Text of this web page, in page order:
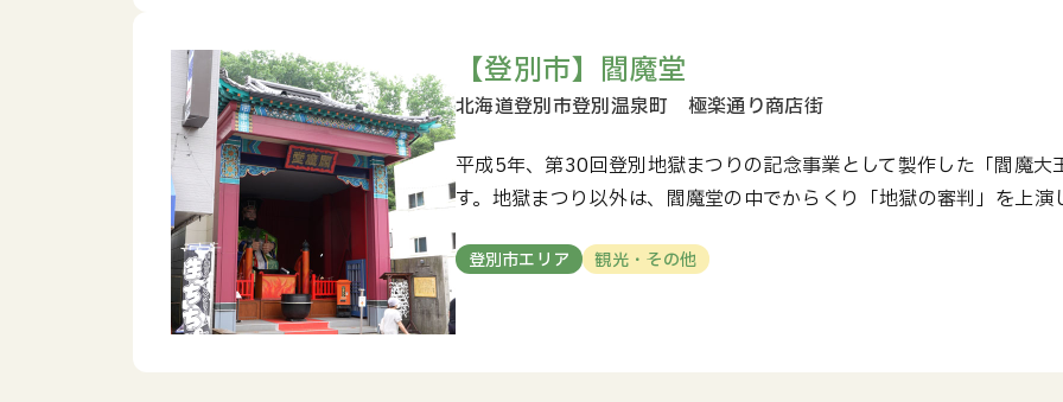
【登別市】閻魔堂
平成5年、第30回登別地獄まつりの記念事業として製作した「閻魔
す。地獄まつり以外は、閻魔堂の中でからくり「地獄の審判」を上演
登別市エリア 観光・その他